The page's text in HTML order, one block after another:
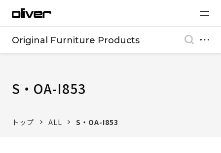
Original Furniture Products
S・OA-I853
トップ ALL S・OA-I853